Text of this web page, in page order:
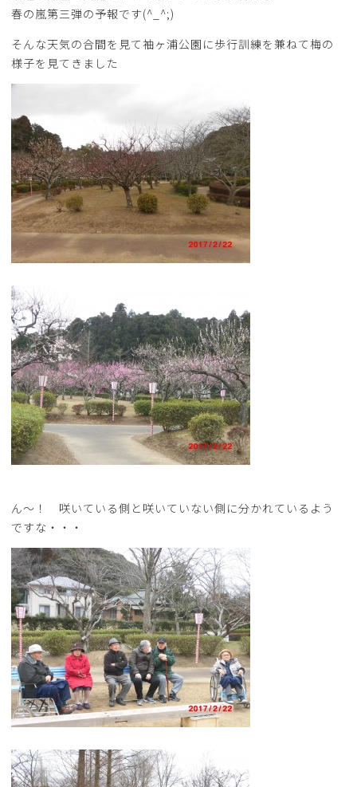
春の嵐第三弾の予報です(^_^;)
そんな天気の合間を見て袖ヶ浦公園に歩行訓練を兼ねて梅の
様子を見てきました
ん～！ 咲いている側と咲いていない側に分かれているよう
ですな・・・